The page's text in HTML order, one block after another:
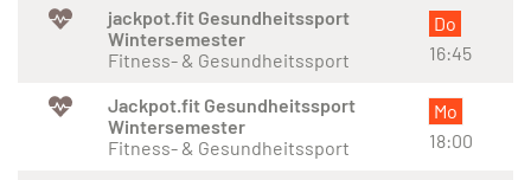
jackpot.fit Gesundheitssport
Wintersemester
Fitness- & Gesundheitssport
Do
16:45
Jackpot.fit Gesundheitssport
Wintersemester
Fitness- & Gesundheitssport
Mo
18:00